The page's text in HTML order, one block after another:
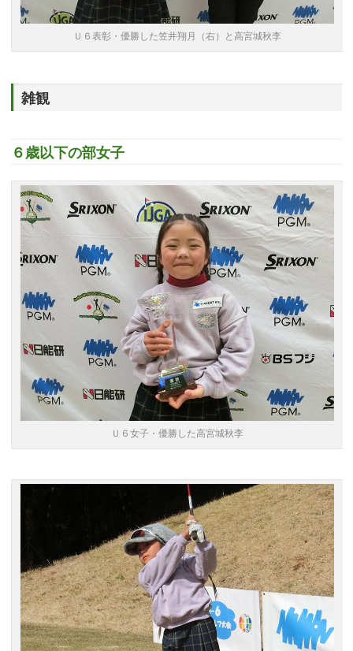
Ｕ６表彰・優勝した笠井翔月（右）と高宮城秋李
雑観
６歳以下の部女子
Ｕ６女子・優勝した高宮城秋李